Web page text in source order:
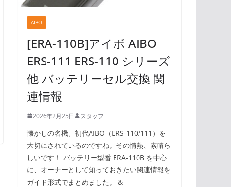
AIBO
[ERA-110B]アイボ AIBO
ERS-111 ERS-110 シリーズ
他 バッテリーセル交換 関
連情報
2026年2月25日 スタッフ
懐かしの名機、初代AIBO（ERS-110/111）を
大切にされているのですね。その情熱、素晴ら
しいです！ バッテリー型番 ERA-110B を中心
に、オーナーとして知っておきたい関連情報を
ガイド形式でまとめました。 &